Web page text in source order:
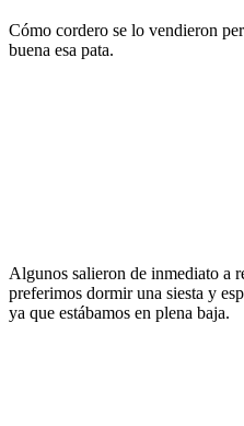
Cómo cordero se lo vendieron
buena esa pata.
Algunos salieron de inmediato a
preferimos dormir una siesta y
ya que estábamos en plena baja.